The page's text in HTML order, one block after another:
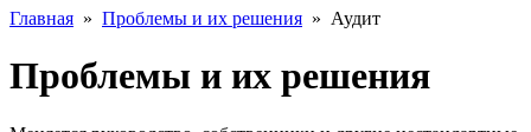
Главная » Проблемы и их решения » Аудит
Проблемы и их решения